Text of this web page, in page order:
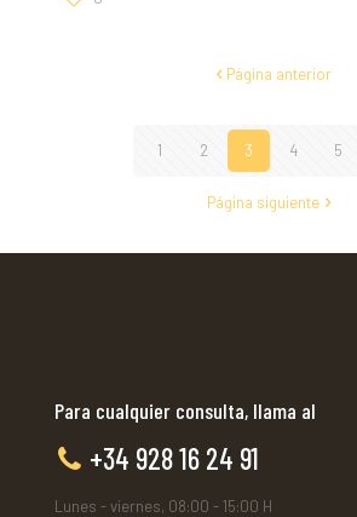
Página anterior
1 2 3 4 5
Página siguiente
Para cualquier consulta, llama al
+34 928 16 24 91
Lunes - viernes, 08:00 - 15:00 H